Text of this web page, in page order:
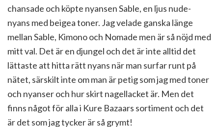
chansade och köpte nyansen Sable, en ljus nude-
nyans med beigea toner. Jag velade ganska länge
mellan Sable, Kimono och Nomade men är så nöjd med
mitt val. Det är en djungel och det är inte alltid det
lättaste att hitta rätt nyans när man surfar runt på
nätet, särskilt inte om man är petig som jag med toner
och nyanser och hur skirt nagellacket är. Men det
finns något för alla i Kure Bazaars sortiment och det
är det som jag tycker är så grymt!